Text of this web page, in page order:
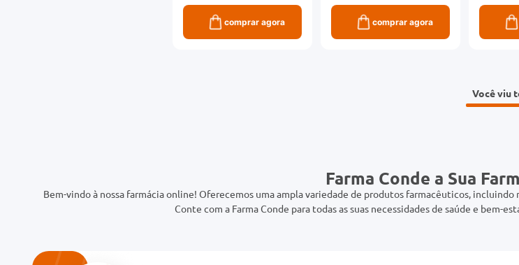
comprar agora comprar agora
Você viu
Farma Conde a Sua
Bem-vindo à nossa farmácia online! Oferecemos uma ampla variedade de produtos farmacêuticos,
Conte com a Farma Conde para todas as suas necessidades de saúde e bem-